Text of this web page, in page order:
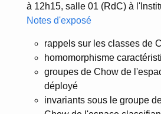
à 12h15, salle 01 (RdC) à
Notes d'exposé
rappels sur les classes de
homomorphisme
groupes de Chow de
déployé
invariants sous le groupe